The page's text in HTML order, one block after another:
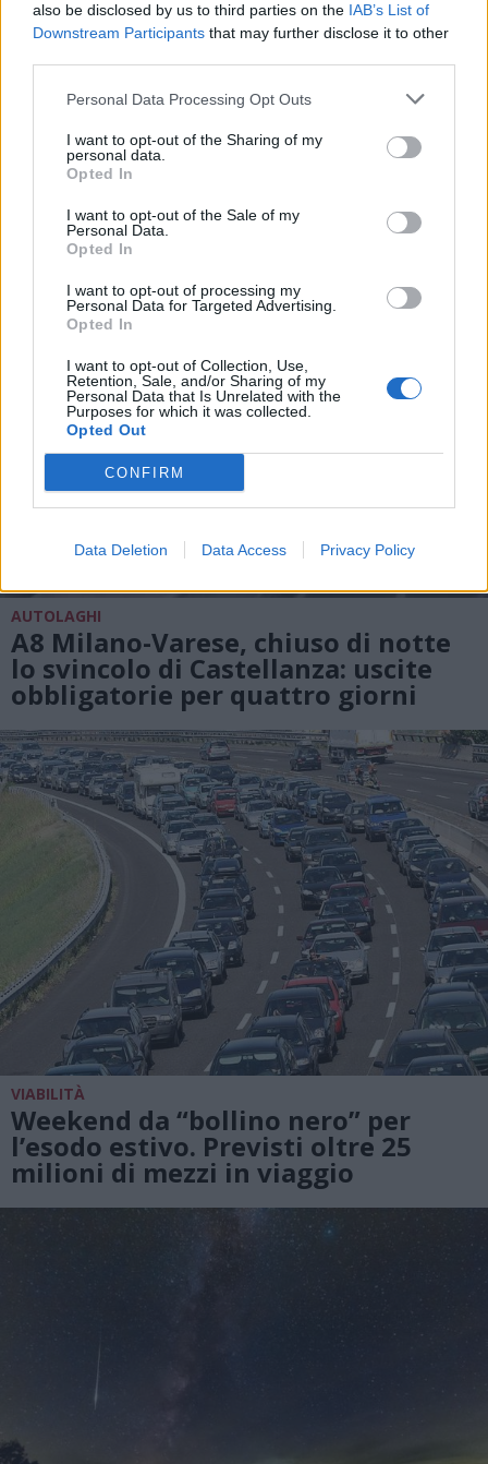
also be disclosed by us to third parties on the IAB’s List of
Downstream Participants that may further disclose it to other
Personal Data Processing Opt Outs
I want to opt-out of the Sharing of my
personal data.
Opted In
I want to opt-out of the Sale of my
Personal Data.
Opted In
I want to opt-out of processing my
Personal Data for Targeted Advertising.
Opted In
I want to opt-out of Collection, Use,
Retention, Sale, and/or Sharing of my
Personal Data that Is Unrelated with the
Purposes for which it was collected.
Opted Out
CONFIRM
Data Deletion Data Access Privacy Policy
TEMPO LIBERO
Tornano le camminate gratuite di
Alfa sulla Via Francisca, tra acqua e
territorio
AUTOLAGHI
A8 Milano-Varese, chiuso di notte
lo svincolo di Castellanza: uscite
obbligatorie per quattro giorni
VIABILITÀ
Weekend da “bollino nero” per
l’esodo estivo. Previsti oltre 25
milioni di mezzi in viaggio